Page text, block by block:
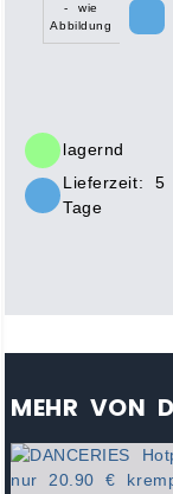
- wie
Abbildung
lagernd
Lieferzeit: 5
Tage
MEHR VON